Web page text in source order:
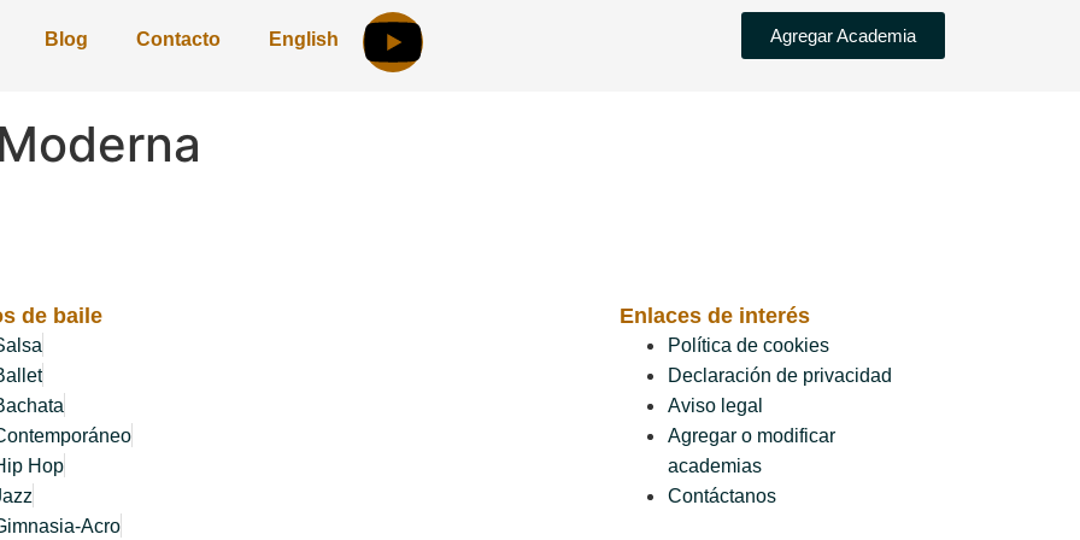
Blog Contacto English Agregar Academia
de baile
Hop
Acro
Enlaces de interés
Política de cookies
Declaración de privacidad
Aviso legal
Agregar o modificar
academias
Contáctanos